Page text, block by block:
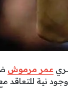
عمر مرموش
وعدم وجود نية